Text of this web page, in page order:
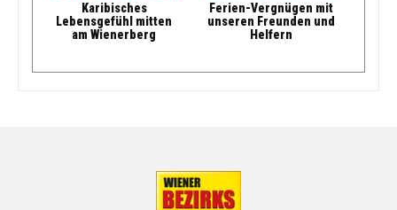
Karibisches
Lebensgefühl mitten
am Wienerberg
Ferien-Vergnügen mit
unseren Freunden und
Helfern